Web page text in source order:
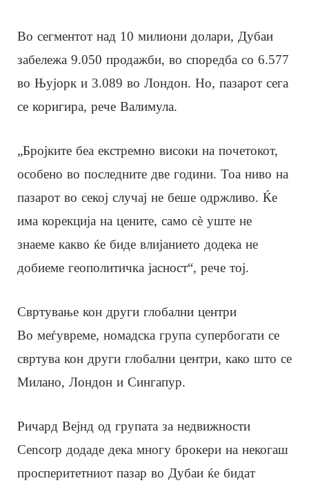
Во сегментот над 10 милиони долари, Дубаи
забележа 9.050 продажби, во споредба со 6.577
во Њујорк и 3.089 во Лондон. Но, пазарот сега
се коригира, рече Валимула.
„Бројките беа екстремно високи на почетокот,
особено во последните две години. Тоа ниво на
пазарот во секој случај не беше одржливо. Ќе
има корекција на цените, само сè уште не
знаеме какво ќе биде влијанието додека не
добиеме геополитичка јасност“, рече тој.
Свртување кон други глобални центри
Во меѓувреме, номадска група супербогати се
свртува кон други глобални центри, како што се
Милано, Лондон и Сингапур.
Ричард Вејнд од групата за недвижности
Cencorp додаде дека многу брокери на некогаш
просперитетниот пазар во Дубаи ќе бидат